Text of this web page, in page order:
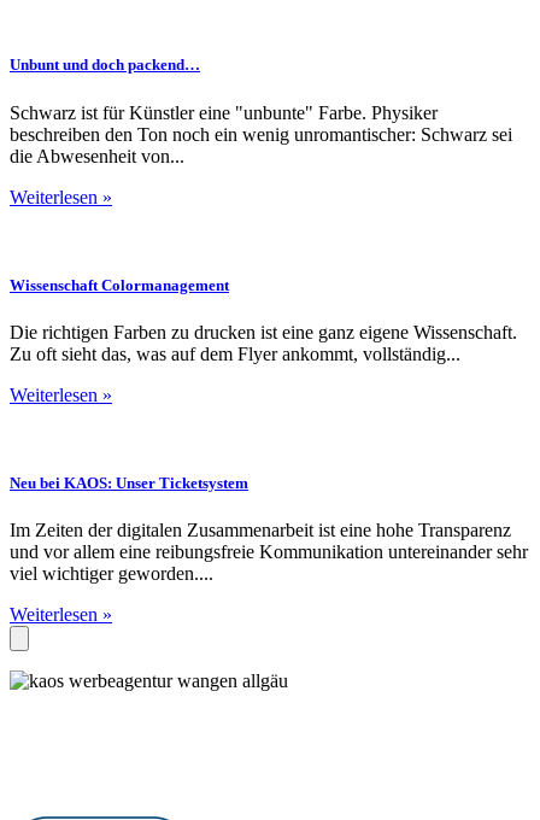
Unbunt und doch packend…
Schwarz ist für Künstler eine "unbunte" Farbe. Physiker
beschreiben den Ton noch ein wenig unromantischer: Schwarz sei
die Abwesenheit von...
Weiterlesen »
Wissenschaft Colormanagement
Die richtigen Farben zu drucken ist eine ganz eigene Wissenschaft.
Zu oft sieht das, was auf dem Flyer ankommt, vollständig...
Weiterlesen »
Neu bei KAOS: Unser Ticketsystem
Im Zeiten der digitalen Zusammenarbeit ist eine hohe Transparenz
und vor allem eine reibungsfreie Kommunikation untereinander sehr
viel wichtiger geworden....
Weiterlesen »